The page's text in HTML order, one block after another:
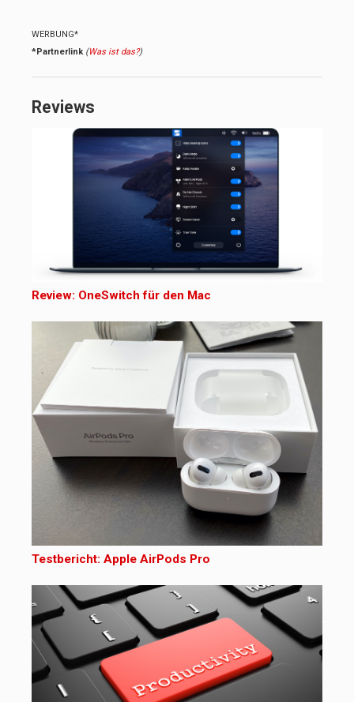
WERBUNG*
*Partnerlink (Was ist das?)
Reviews
Review: OneSwitch für den Mac
Testbericht: Apple AirPods Pro